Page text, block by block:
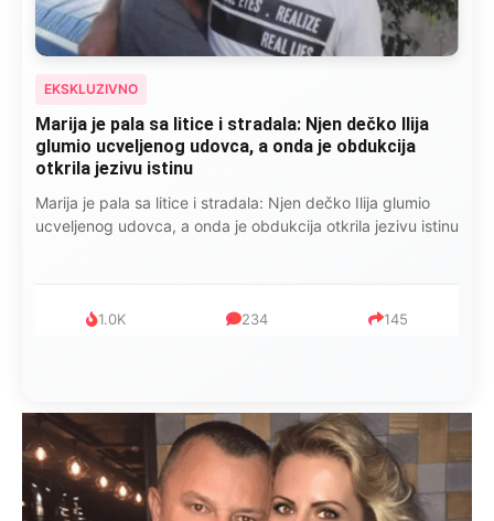
EKSKLUZIVNO
Marija je pala sa litice i stradala: Njen dečko Ilija
glumio ucveljenog udovca, a onda je obdukcija
otkrila jezivu istinu
Marija je pala sa litice i stradala: Njen dečko Ilija glumio
ucveljenog udovca, a onda je obdukcija otkrila jezivu istinu
1.0K 234 145